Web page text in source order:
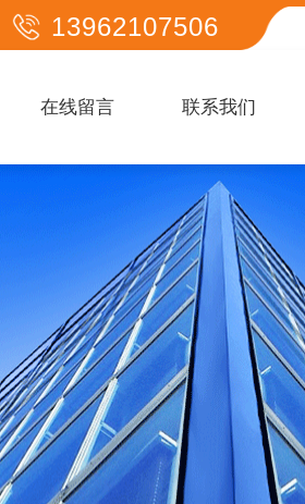
13962107506
在线留言 联系我们